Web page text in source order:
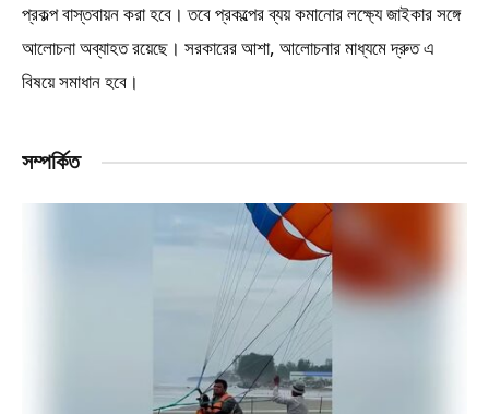
প্রকল্প বাস্তবায়ন করা হবে। তবে প্রকল্পের ব্যয় কমানোর লক্ষ্যে জাইকার সঙ্গে
আলোচনা অব্যাহত রয়েছে। সরকারের আশা, আলোচনার মাধ্যমে দ্রুত এ
বিষয়ে সমাধান হবে।
সম্পর্কিত